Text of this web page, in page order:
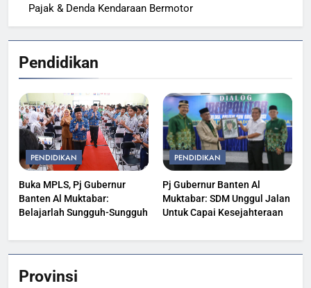
Pajak & Denda Kendaraan Bermotor
Pendidikan
PENDIDIKAN
Buka MPLS, Pj Gubernur
Banten Al Muktabar:
Belajarlah Sungguh-Sungguh
PENDIDIKAN
Pj Gubernur Banten Al
Muktabar: SDM Unggul Jalan
Untuk Capai Kesejahteraan
Provinsi